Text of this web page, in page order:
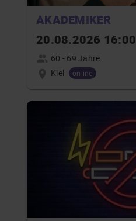
AKADEMIKER
20.08.2026 16:00
60 - 69 Jahre
Kiel
online